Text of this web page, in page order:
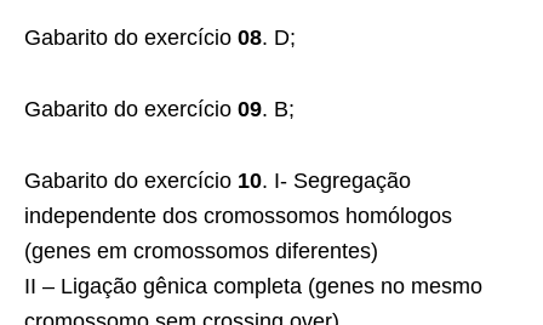
Gabarito do exercício 08. D;
Gabarito do exercício 09. B;
Gabarito do exercício 10. I- Segregação
independente dos cromossomos homólogos
(genes em cromossomos di­ferentes)
II – Ligação gênica completa (genes no mesmo